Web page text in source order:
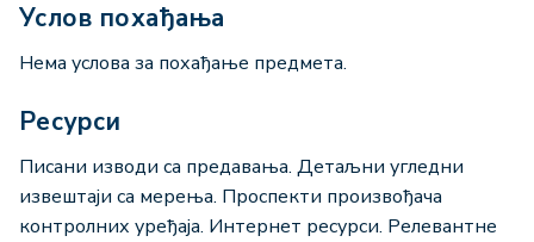
Услов похађања
Нема услова за похађање предмета.
Ресурси
Писани изводи са предавања. Детаљни угледни
извештаји са мерења. Проспекти произвођача
контролних уређаја. Интернет ресурси. Релевантне